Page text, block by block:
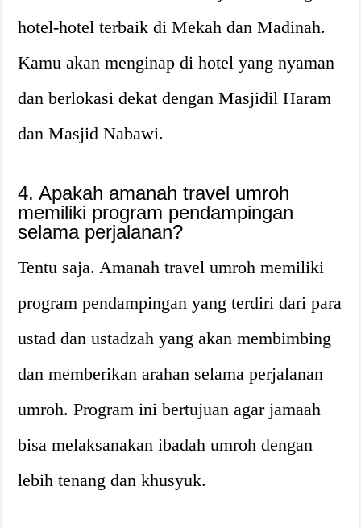
hotel-hotel terbaik di Mekah dan Madinah.
Kamu akan menginap di hotel yang nyaman
dan berlokasi dekat dengan Masjidil Haram
dan Masjid Nabawi.
4. Apakah amanah travel umroh
memiliki program pendampingan
selama perjalanan?
Tentu saja. Amanah travel umroh memiliki
program pendampingan yang terdiri dari para
ustad dan ustadzah yang akan membimbing
dan memberikan arahan selama perjalanan
umroh. Program ini bertujuan agar jamaah
bisa melaksanakan ibadah umroh dengan
lebih tenang dan khusyuk.